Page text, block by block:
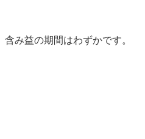
み益の期間はわずかです。